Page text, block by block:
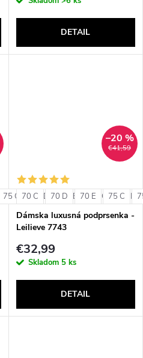
DETAIL
75 C 75 D 80 B 80 C 80 D
€41,59
–20 %
70 C 70 D 70 E 75 C
Dámska luxusná podprsenka -
Leilieve 7743
€32,99
Skladom 5 ks
DETAIL